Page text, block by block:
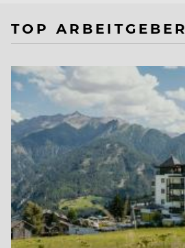
TOP ARBEITGEBER